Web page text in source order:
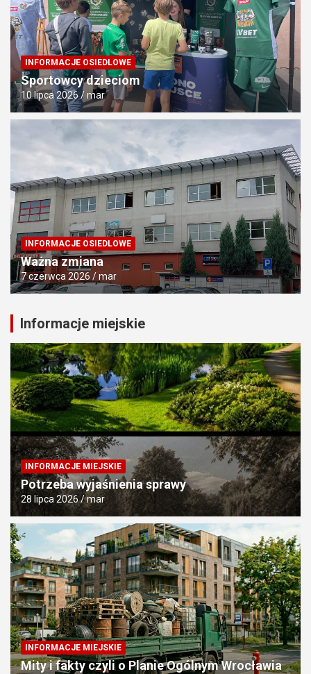
INFORMACJE OSIEDLOWE
Sportowcy dzieciom
10 lipca 2026 mar
INFORMACJE OSIEDLOWE
Ważna zmiana
7 czerwca 2026 mar
Informacje miejskie
INFORMACJE MIEJSKIE
Potrzeba wyjaśnienia sprawy
28 lipca 2026 mar
INFORMACJE MIEJSKIE
Mity i fakty czyli o Planie Ogólnym Wrocławia